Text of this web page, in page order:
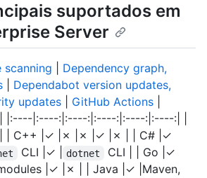
suportados em
Server
scanning
Dependency graph,
Dependabot version updates,
updates
GitHub Actions
| |:----|:----:|:----:|:----:|:----:|:----:| |
C++ |✓ |✗ |✗ |✓ |✗ | | C# |✓
CLI |✓ | dotnet
CLI | | Go |✓
|✓ |✗ | | Java |✓ |Maven,